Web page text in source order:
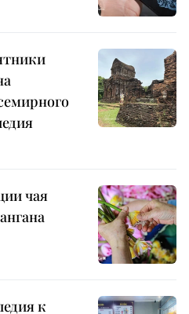
чая
к